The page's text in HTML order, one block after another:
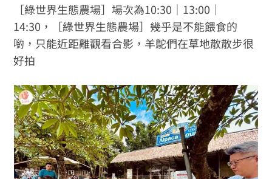
［綠世界生態農場］場次為10:30｜13:00｜
14:30，［綠世界生態農場］幾乎是不能餵食的
喲，只能近距離觀看合影，羊鴕們在草地散散步很
好拍